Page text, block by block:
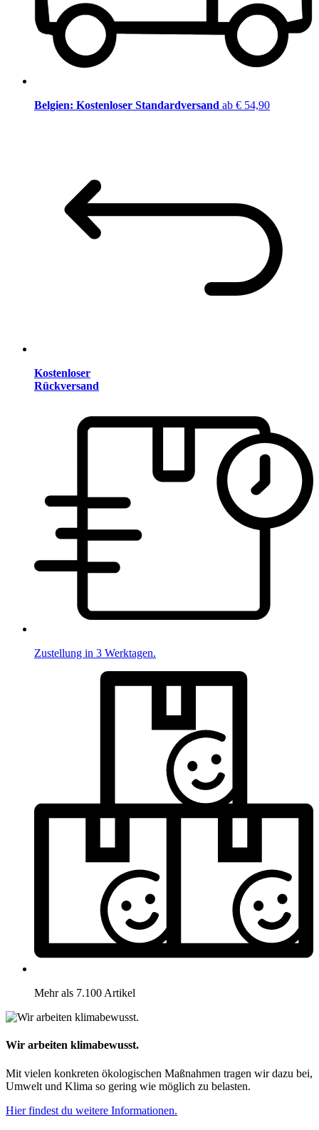
Belgien: Kostenloser Standardversand ab € 54,90
Kostenloser
Rückversand
Zustellung in 3 Werktagen.
Mehr als 7.100 Artikel
Wir arbeiten klimabewusst.
Mit vielen konkreten ökologischen Maßnahmen tragen wir dazu bei,
Umwelt und Klima so gering wie möglich zu belasten.
Hier findest du weitere Informationen.